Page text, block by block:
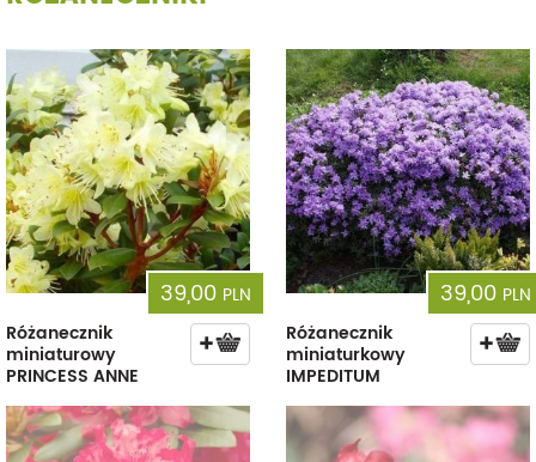
39,00 PLN
Różanecznik
miniaturowy
PRINCESS ANNE
39,00 PLN
Różanecznik
miniaturkowy
IMPEDITUM